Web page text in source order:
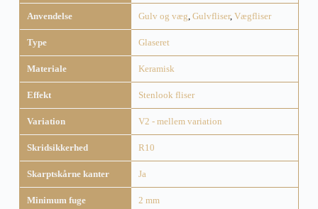
Anvendelse Gulv og væg Gulvfliser, Vægfliser
Type Glaseret
Materiale Keramisk
Effekt Stenlook fliser
Variation V2 - mellem variation
Skridsikkerhed R10
Skarptskårne kanter Ja
Minimum fuge 2 mm